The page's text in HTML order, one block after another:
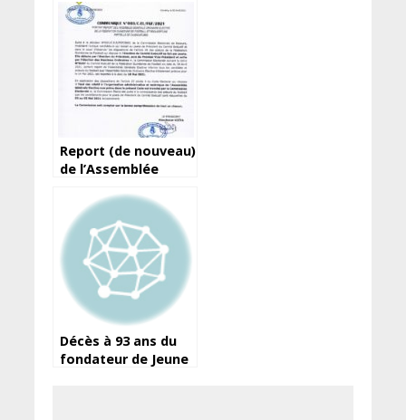
Les demi-vérités
d’Amara Somparé…
Report (de nouveau)
de l’Assemblée
Féguifoot
Décès à 93 ans du
fondateur de Jeune